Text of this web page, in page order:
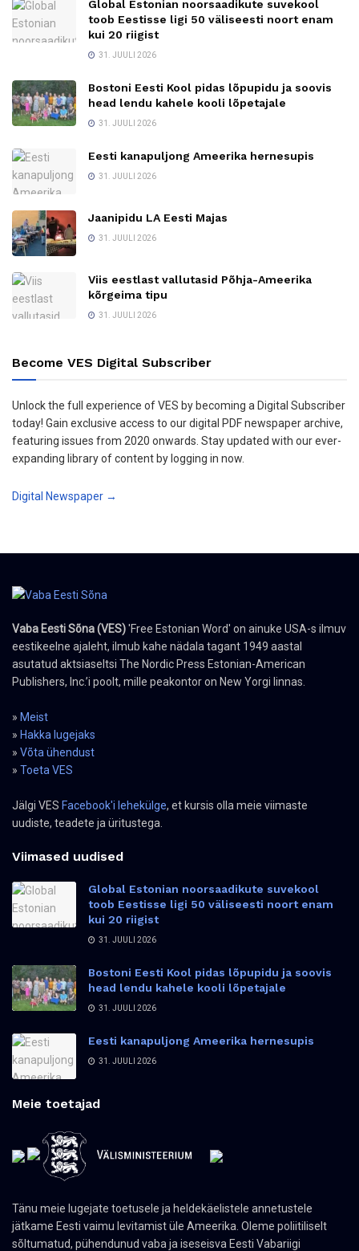
Global Estonian noorsaadikute suvekool
toob Eestisse ligi 50 väliseesti noort enam
kui 20 riigist
31. JUULI 2026
Bostoni Eesti Kool pidas lõpupidu ja soovis
head lendu kahele kooli lõpetajale
31. JUULI 2026
Eesti kanapuljong Ameerika hernesupis
31. JUULI 2026
Jaanipidu LA Eesti Majas
31. JUULI 2026
Viis eestlast vallutasid Põhja-Ameerika
kõrgeima tipu
31. JUULI 2026
Become VES Digital Subscriber
Unlock the full experience of VES by becoming a Digital Subscriber
today! Gain exclusive access to our digital PDF newspaper archive,
featuring issues from 2020 onwards. Stay updated with our ever-
expanding library of content by logging in now.
Digital Newspaper →
Vaba Eesti Sõna (VES)'Free Estonian Word' on ainuke USA-s ilmuv
eestikeelne ajaleht, ilmub kahe nädala tagant 1949 aastal
asutatud aktsiaseltsi The Nordic Press Estonian-American
Publishers, Inc.’i poolt, mille peakontor on New Yorgi linnas.
» Meist
» Hakka lugejaks
» Võta ühendust
» Toeta VES
Jälgi VES Facebook'i lehekülge, et kursis olla meie viimaste
uudiste, teadete ja üritustega.
Viimased uudised
Global Estonian noorsaadikute suvekool
toob Eestisse ligi 50 väliseesti noort enam
kui 20 riigist
31. JUULI 2026
Bostoni Eesti Kool pidas lõpupidu ja soovis
head lendu kahele kooli lõpetajale
31. JUULI 2026
Eesti kanapuljong Ameerika hernesupis
31. JUULI 2026
Meie toetajad
Tänu meie lugejate toetusele ja heldekäelistele annetustele
jätkame Eesti vaimu levitamist üle Ameerika. Oleme poliitiliselt
sõltumatud, pühendunud vaba ja iseseisva Eesti Vabariigi